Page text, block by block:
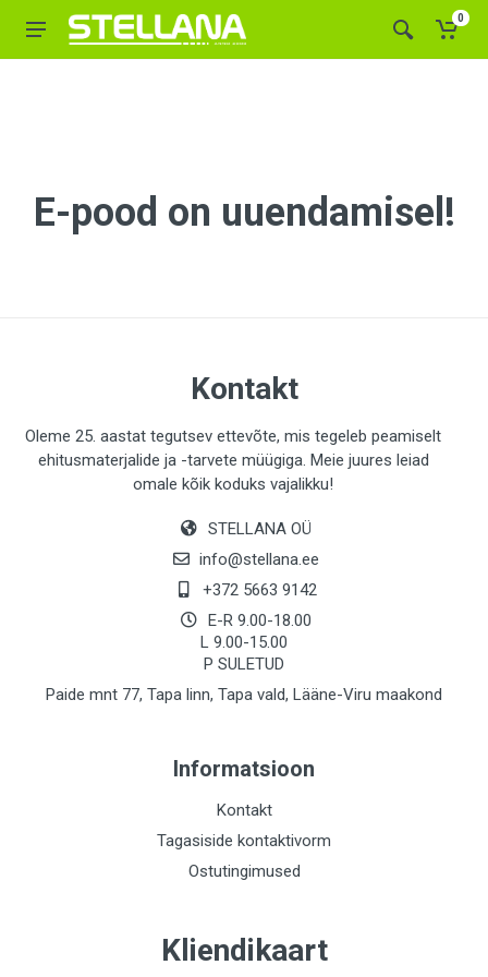
0
E-pood on uuendamisel!
Kontakt
Oleme 25. aastat tegutsev ettevõte, mis tegeleb peamiselt
ehitusmaterjalide ja -tarvete müügiga. Meie juures leiad
omale kõik koduks vajalikku!
STELLANA OÜ
info@stellana.ee
+372 5663 9142
E-R 9.00-18.00
L 9.00-15.00
P SULETUD
Paide mnt 77, Tapa linn, Tapa vald, Lääne-Viru maakond
Informatsioon
Kontakt
Tagasiside kontaktivorm
Ostutingimused
Kliendikaart